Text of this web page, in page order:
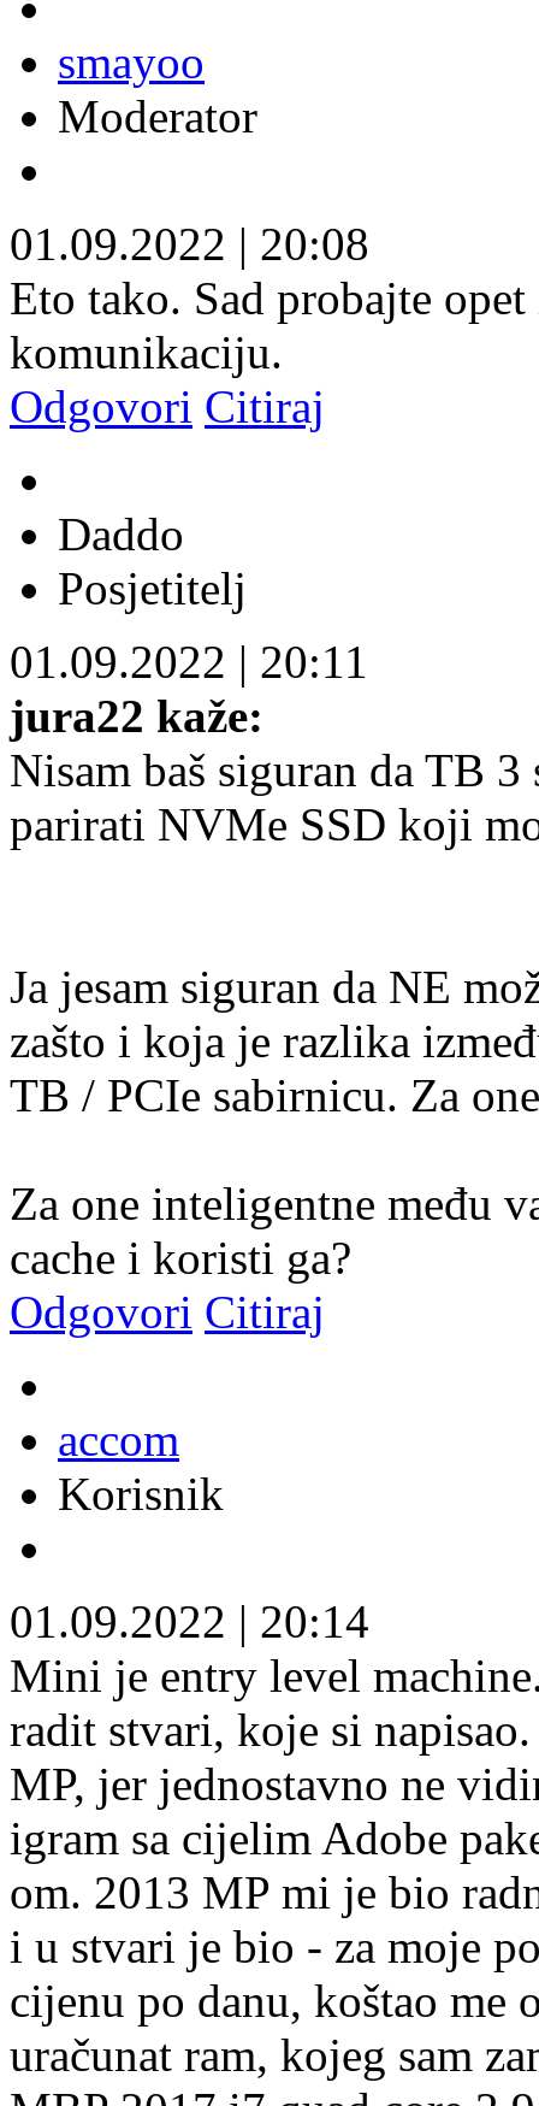
smayoo
Moderator
01.09.2022 | 20:08
Eto tako. Sad probajte
komunikaciju.
Odgovori Citiraj
Daddo
Posjetitelj
01.09.2022 | 20:11
jura22 kaže:
Nisam baš siguran da TB
parirati NVMe SSD koji
Ja jesam siguran da NE
zašto i koja je razlika
TB / PCIe sabirnicu. Za
Za one inteligentne među
cache i koristi ga?
Odgovori Citiraj
accom
Korisnik
01.09.2022 | 20:14
Mini je entry level
radit stvari, koje si
MP, jer jednostavno ne
igram sa cijelim Adobe
om. 2013 MP mi je bio
i u stvari je bio - za moje
cijenu po danu, koštao me
uračunat ram, kojeg sam